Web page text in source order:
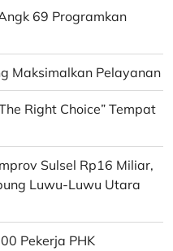
69 Programkan
Maksimalkan Pelayanan
Right Choice” Tempat
Sulsel Rp16 Miliar,
Luwu-Luwu Utara
Pekerja PHK